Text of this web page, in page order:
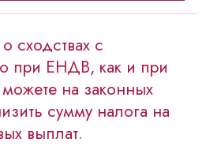
сходствах с
при ЕНДВ, как и при
на законных
сумму налога на
выплат.